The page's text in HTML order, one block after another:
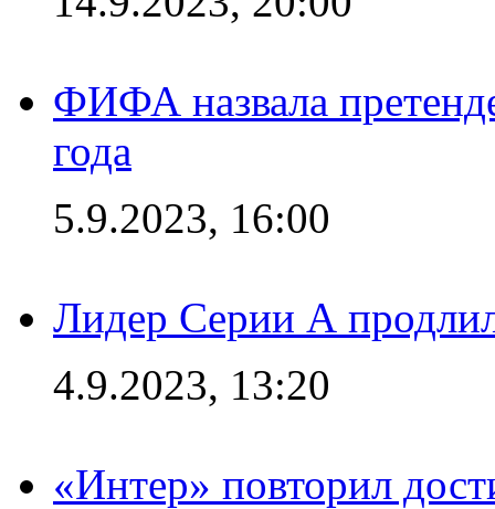
ФИФА назвала
года
5.9.2023, 16:00
Лидер Серии А
4.9.2023, 13:20
«Интер» повторил